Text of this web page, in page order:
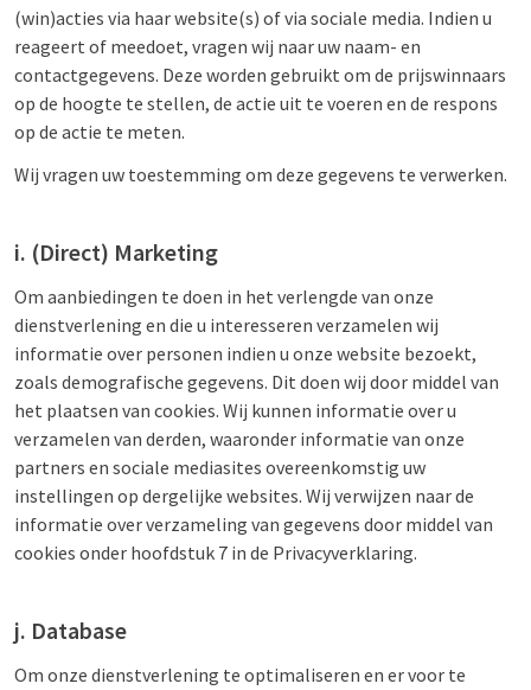
(win)acties via haar website(s) of via sociale media. Indien u
reageert of meedoet, vragen wij naar uw naam- en
contactgegevens. Deze worden gebruikt om de prijswinnaars
op de hoogte te stellen, de actie uit te voeren en de respons
op de actie te meten.
Wij vragen uw toestemming om deze gegevens te verwerken.
i. (Direct) Marketing
Om aanbiedingen te doen in het verlengde van onze
dienstverlening en die u interesseren verzamelen wij
informatie over personen indien u onze website bezoekt,
zoals demografische gegevens. Dit doen wij door middel van
het plaatsen van cookies. Wij kunnen informatie over u
verzamelen van derden, waaronder informatie van onze
partners en sociale mediasites overeenkomstig uw
instellingen op dergelijke websites. Wij verwijzen naar de
informatie over verzameling van gegevens door middel van
cookies onder hoofdstuk 7 in de Privacyverklaring.
j. Database
Om onze dienstverlening te optimaliseren en er voor te